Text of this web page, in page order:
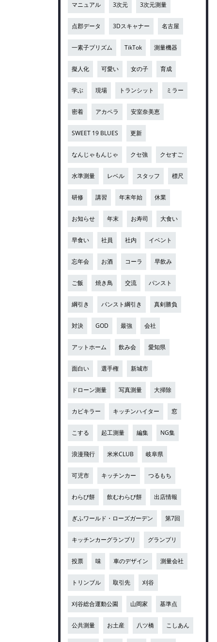
マニュアル 3次元 3次元測量
点郡データ 3Dスキャナー 名古屋
一素子プリズム TikTok 測量機器
擬人化 可愛い 女の子 育成
学ぶ 現場 トランシット ミラー
密着 アカペラ 安室奈美恵
SWEET 19 BLUES 更新
なんじゃもんじゃ クセ強 クセすご
水準測量 レベル スタッフ 標尺
研修 講習 年末年始 休業
お知らせ 年末 お寿司 大食い
早食い 社員 社内 イベント
忘年会 お酒 コーラ 早飲み
ご飯 焼き鳥 交流 パンスト
綱引き パンスト綱引き 真剣勝負
対決 GOD 最強 会社
アットホーム 飲み会 愛知県
面白い 選手権 新城市
ドローン測量 写真測量 大掃除
カビキラー キッチンハイター 窓
こする 起工測量 編集 NG集
浪漫飛行 米米CLUB 岐阜県
可児市 キッチンカー つるもち
わらび餅 飲むわらび餅 出店情報
ぎふワールド・ローズガーデン 第7回
キッチンカーグランプリ グランプリ
投票 味 車のデザイン 測量会社
トリンブル 取引先 刈谷
刈谷総合運動公園 山岡家 基準点
公共測量 お土産 八ツ橋 こしあん